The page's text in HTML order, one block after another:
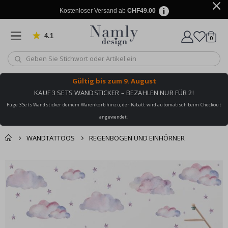
Kostenloser Versand ab CHF49.00
4.1 von 1025 Bewertungen
Wagen
0
Gültig bis zum 9. August
KAUF 3 SETS WANDSTICKER – BEZAHLEN NUR FÜR 2!
Füge 3 Sets Wandsticker deinem Warenkorb hinzu, der Rabatt wird automatisch beim Checkout
angewendet!
WANDTATTOOS REGENBOGEN UND EINHÖRNER
Zusammen gekaufte
Produkte
Einkaufswagen
Zur Kasse
Zum
Ende
der
Bildgalerie
springen